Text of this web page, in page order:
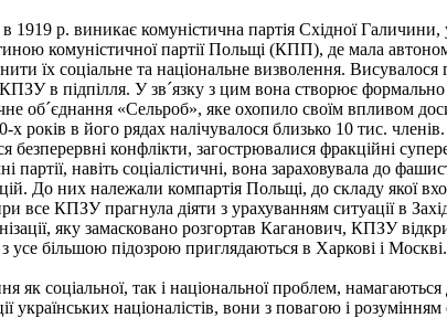
1919 р. виникає комуністична партія Східної
комуністичної партії Польщі (КПП), де мала
їх соціальне та національне визволення.
в підпілля. У зв´язку з цим вона створює формально
об´єднання «Сельроб», яке охопило своїм впливом
років в його рядах налічувалося близько 10 тис.
безперервні конфлікти, загострювалися фракційні
навіть соціалістичні, вона зараховувала до
До них належали компартія Польщі, до складу якої
КПЗУ прагнула діяти з урахуванням ситуації в
яку замасковано розгортав Каганович, КПЗУ
з усе більшою підозрою приглядаються в Харкові і
соціальної, так і національної проблем, намагаються
націоналістів, вони з повагою і розумінням